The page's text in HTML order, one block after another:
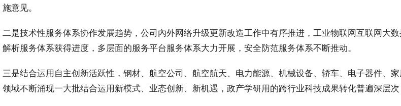
施意见。
二是技术性服务体系协作发展趋势，公司內外网络升级更新改造工作中有序推进，工业物联网互联网大
解析服务体系获得进度，多层面的服务平台服务体系大力开展， 安全防范服务体系不断推动。
三是结合运用自主创新活跃性，钢材、航空公司、航空航天、电力能源、机械设备、轿车、电子器件、
领域不断涌现一大批结合运用新模式、业态创新、新机遇，政产学研用的跨行业科技成果转化普遍深层次